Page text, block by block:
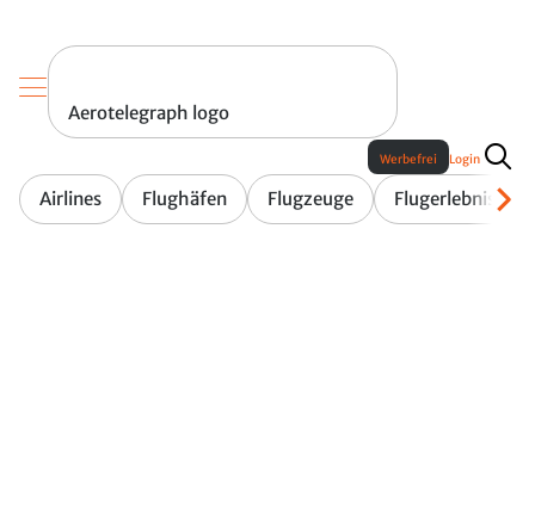
Aerotelegraph logo
Airlines Flughäfen Flugzeuge Flugerlebnis
Werbefrei Login